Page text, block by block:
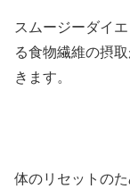
スムージーダイ
る食物繊維の摂
きます。
体のリセットの